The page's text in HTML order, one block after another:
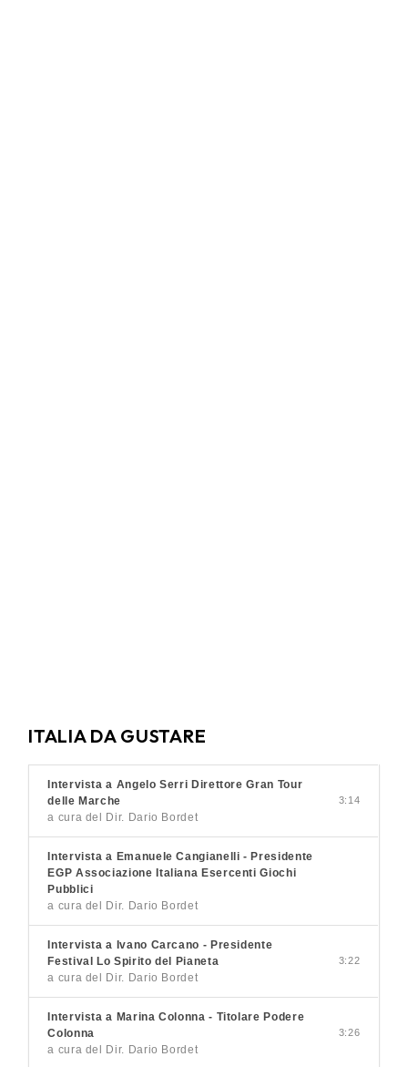
ITALIA DA GUSTARE
Intervista a Angelo Serri Direttore Gran Tour
delle Marche
a cura del Dir. Dario Bordet
3:14
Intervista a Emanuele Cangianelli - Presidente
EGP Associazione Italiana Esercenti Giochi
Pubblici
a cura del Dir. Dario Bordet
Intervista a Ivano Carcano - Presidente
Festival Lo Spirito del Pianeta
a cura del Dir. Dario Bordet
3:22
Intervista a Marina Colonna - Titolare Podere
Colonna
a cura del Dir. Dario Bordet
3:26